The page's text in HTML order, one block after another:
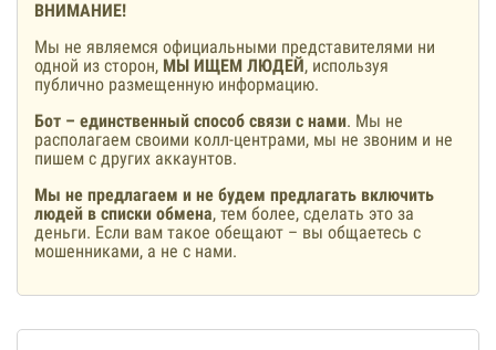
ВНИМАНИЕ!
Мы не являемся официальными представителями ни
одной из сторон, МЫ ИЩЕМ ЛЮДЕЙ, используя
публично размещенную информацию.
Бот – единственный способ связи с нами. Мы не
располагаем своими колл-центрами, мы не звоним и не
пишем с других аккаунтов.
Мы не предлагаем и не будем предлагать включить
людей в списки обмена, тем более, сделать это за
деньги. Если вам такое обещают – вы общаетесь с
мошенниками, а не с нами.